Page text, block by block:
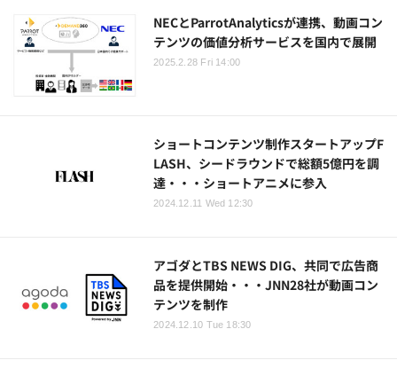
NECとParrotAnalyticsが連携、動画コン
テンツの価値分析サービスを国内で展開
2025.2.28 Fri 14:00
ショートコンテンツ制作スタートアップF
LASH、シードラウンドで総額5億円を調
達・・・ショートアニメに参入
2024.12.11 Wed 12:30
アゴダとTBS NEWS DIG、共同で広告商
品を提供開始・・・JNN28社が動画コン
テンツを制作
2024.12.10 Tue 18:30